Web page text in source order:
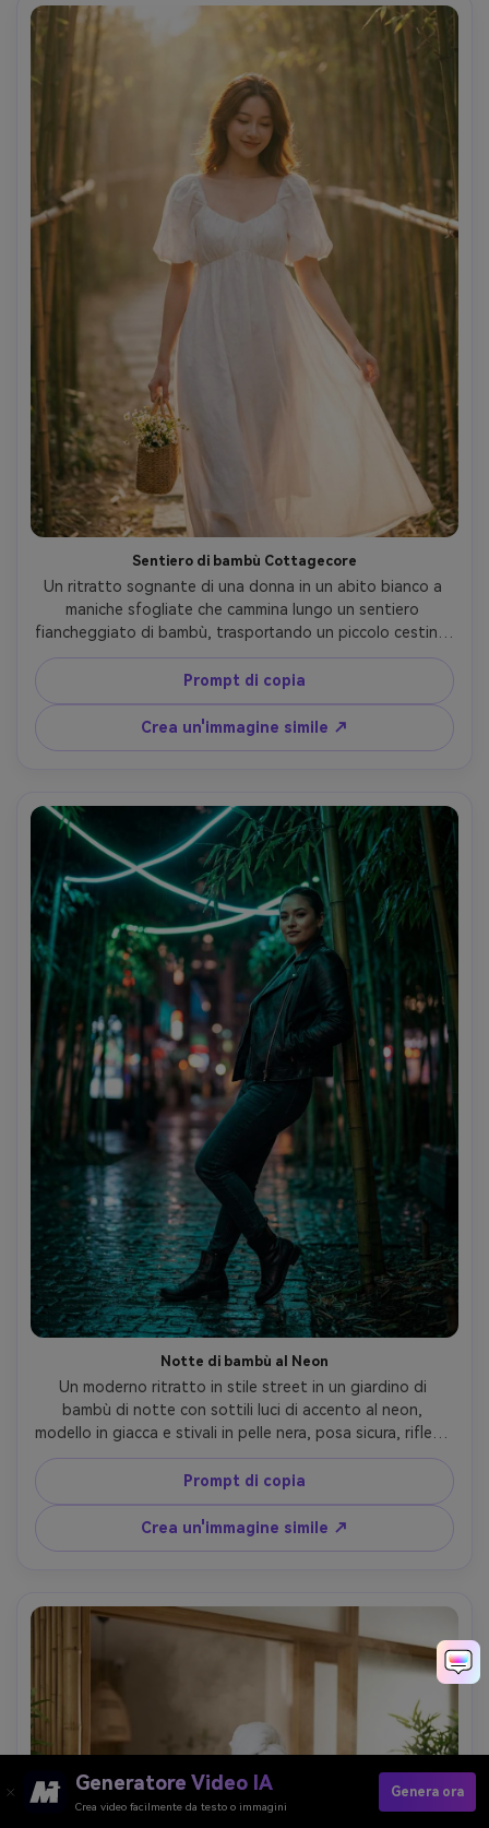
Sentiero di bambù Cottagecore
Un ritratto sognante di una donna in un abito bianco a
maniche sfogliate che cammina lungo un sentiero
fiancheggiato di bambù, trasportando un piccolo cestino,
sorriso morbido, foschia dell'ora dorata, caldi punti
salienti sui capelli, scattato su Sony A7R V, 85mm f/1.4,
cornice a mezzo corpo, bokeh cremoso, classificazione
del colore del film morbido, fotorealistico- -ar 4:5
Prompt di copia
Crea un'immagine simile ↗
Notte di bambù al Neon
Un moderno ritratto in stile street in un giardino di
bambù di notte con sottili luci di accento al neon,
modello in giacca e stivali in pelle nera, posa sicura, riflessi
sul terreno bagnato, scattato su Sony A1, 35mm f/1.8,
scatto medio, gradazione cinematografica azzurra e
verde, messa a fuoco nitida, estetica della vita notturna
fotorealistica-AR 4:5
Prompt di copia
Crea un'immagine simile ↗
Generatore Video IA
Crea video facilmente da testo o immagini
Genera ora